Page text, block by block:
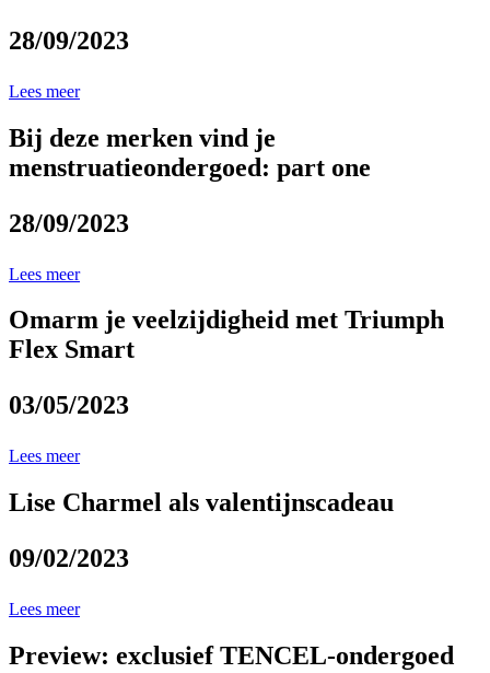
28/09/2023
Lees meer
Bij deze merken vind je
menstruatieondergoed: part one
28/09/2023
Lees meer
Omarm je veelzijdigheid met Triumph
Flex Smart
03/05/2023
Lees meer
Lise Charmel als valentijnscadeau
09/02/2023
Lees meer
Preview: exclusief TENCEL-ondergoed